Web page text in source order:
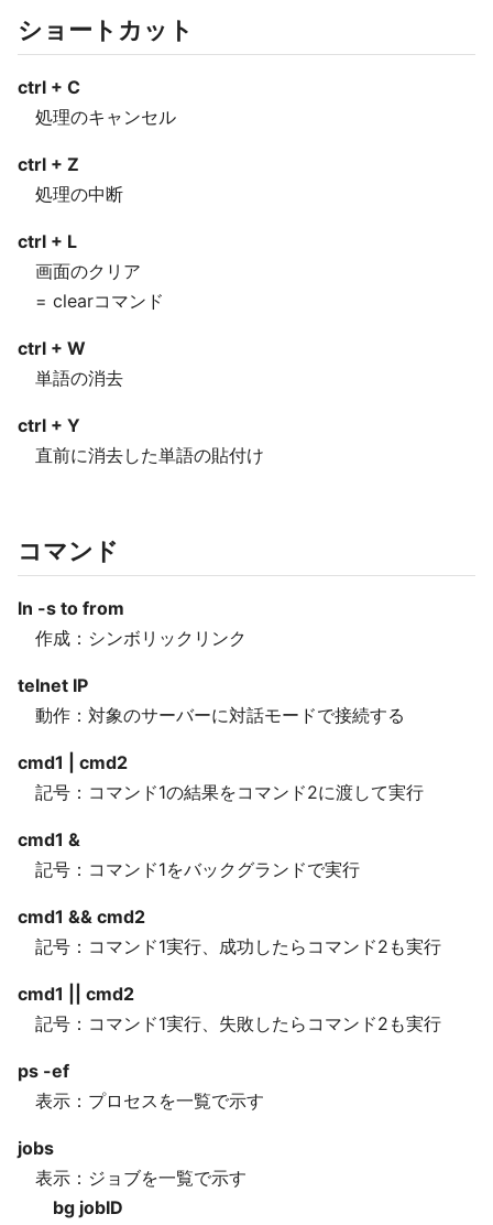
ショートカット
ctrl + C
処理のキャンセル
ctrl + Z
処理の中断
ctrl + L
画面のクリア
= clearコマンド
ctrl + W
単語の消去
ctrl + Y
直前に消去した単語の貼付け
コマンド
ln -s to from
作成：シンボリックリンク
telnet IP
動作：対象のサーバーに対話モードで接続する
cmd1 | cmd2
記号：コマンド1の結果をコマンド2に渡して実行
cmd1 &
記号：コマンド1をバックグランドで実行
cmd1 && cmd2
記号：コマンド1実行、成功したらコマンド2も実行
cmd1 || cmd2
記号：コマンド1実行、失敗したらコマンド2も実行
ps -ef
表示：プロセスを一覧で示す
jobs
表示：ジョブを一覧で示す
bg jobID